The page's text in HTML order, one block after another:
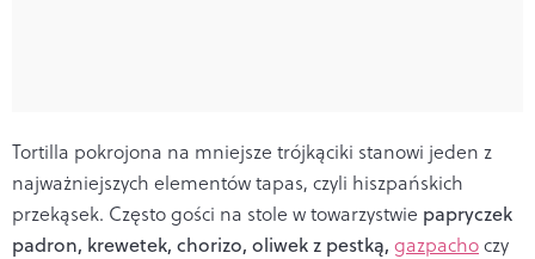
Tortilla pokrojona na mniejsze trójkąciki stanowi jeden z
najważniejszych elementów tapas, czyli hiszpańskich
przekąsek. Często gości na stole w towarzystwie papryczek
padron, krewetek, chorizo, oliwek z pestką, gazpachoczy